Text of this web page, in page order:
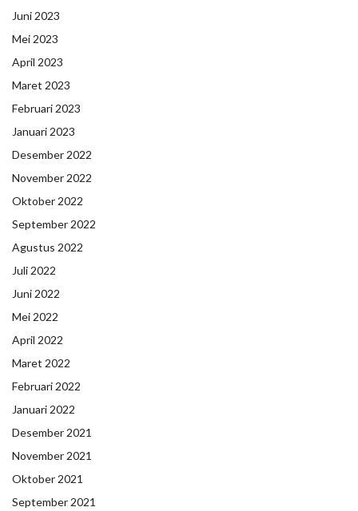
Juni 2023
Mei 2023
April 2023
Maret 2023
Februari 2023
Januari 2023
Desember 2022
November 2022
Oktober 2022
September 2022
Agustus 2022
Juli 2022
Juni 2022
Mei 2022
April 2022
Maret 2022
Februari 2022
Januari 2022
Desember 2021
November 2021
Oktober 2021
September 2021